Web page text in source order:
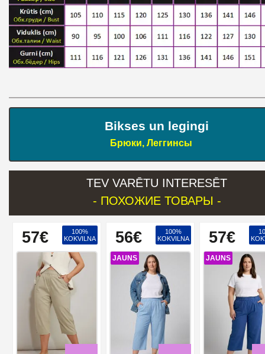
Bikses un legingi
Брюки, Леггинсы
TEV VARĒTU INTERESĒT
- ПОХОЖИЕ ТОВАРЫ -
57€
100%
KOKVILNA
56€
JAUNS
100%
KOKVILNA
57€
JAUNS